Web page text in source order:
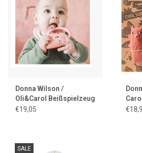
Donna Wilson /
Oli&Carol Beißspielzeug
Ginge Katze
€19,05
SALE